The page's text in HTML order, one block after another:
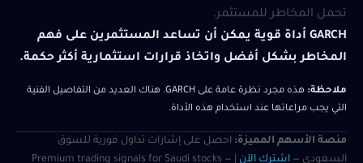
تحمل المخاطر للمستثمر.
GARCH أداة قوية يمكن أن تساعد المستثمرين على فهم
المخاطر بشكل أفضل واتخاذ قرارات استثمارية أكثر حكمة.
ملاحظة:
هذه مجرد نظرة عامة على GARCH. هناك العديد من التفاصيل الفنية
التي يجب مراعاتها عند استخدام هذه الأداة.
منصة الأسهم المميزة: احصل على إشارات تداول فورية للسوق
السعودي — اشترك الآن